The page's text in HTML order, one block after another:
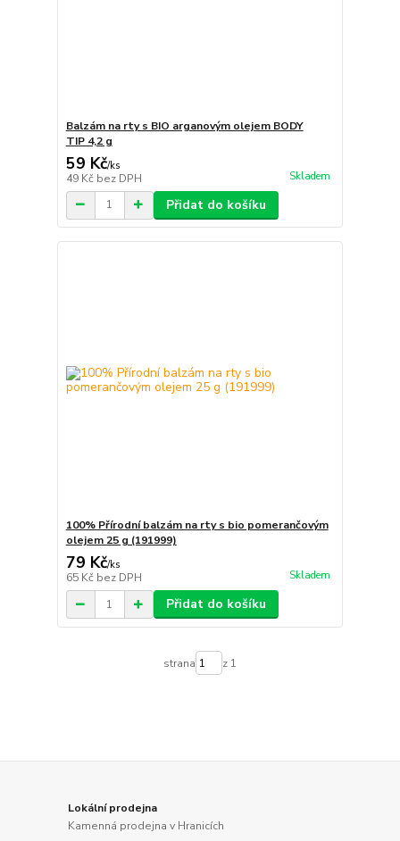
Balzám na rty s BIO arganovým olejem BODY
TIP 4,2 g
59 Kč/ks
49 Kč bez DPH Skladem
Přidat do košíku
100% Přírodní balzám na rty s bio pomerančovým
olejem 25 g (191999)
79 Kč/ks
65 Kč bez DPH Skladem
Přidat do košíku
strana z 1
Lokální prodejna
Kamenná prodejna v Hranicích